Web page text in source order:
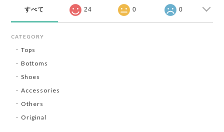
すべて 24 0 0
CATEGORY
Tops
Bottoms
Shoes
Accessories
Others
Original